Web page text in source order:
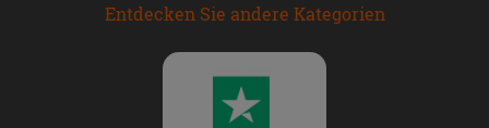
Entdecken Sie andere Kategorien